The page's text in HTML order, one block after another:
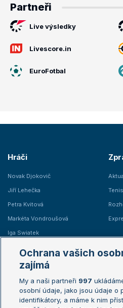
Partneři
Live výsledky
Livescore.in
EuroFotbal
Hráči
Novak Djokovič
Jiří Lehečka
Petra Kvitová
Markéta Vondroušová
Iga Swiatek
Žebříčky
Žebříček ATP (muži)
Žebříček WTA (ženy)
Ochrana vašich
zajímá
My a naši partneři 997
osobní údaje, jako jsou údaje o
identifikátory, a máme k nim